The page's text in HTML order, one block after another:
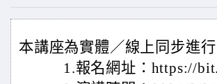
本講座為實體／線上同步進
1.報名網址：